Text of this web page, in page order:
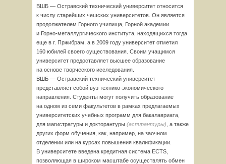
ВШБ — Остравский технический университет относится
к числу старейших чешских университетов. Он является
продолжателем Горного училища, Горной академии
и Горно-металлургического института, находящихся тогда
еще в г. Пржибрам, а в 2009 году университет отметил
160 юбилей своего существования. Своим учащимся
университет предоставляет высшее образование
на основе творческого исследования.
ВШБ — Остравский технический университет
представляет собой вуз технико-экономического
направления. Студенты могут получить образование
на одном из семи факультетов в рамках предлагаемых
университетских учебных программ для бакалавриата,
для магистратуры и докторантуры (аспирантуры) , а также
других форм обучения, как, например, на заочном
отделении или на курсах повышения квалификации.
В университете введена кредитная система ECTS,
позволяющая в широком масштабе осуществлять обмен